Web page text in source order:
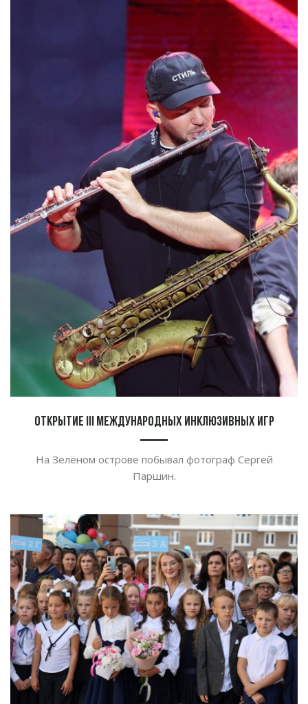
Открытие III международных инклюзивных игр
На Зелёном острове побывал фотограф Сергей
Паршин.